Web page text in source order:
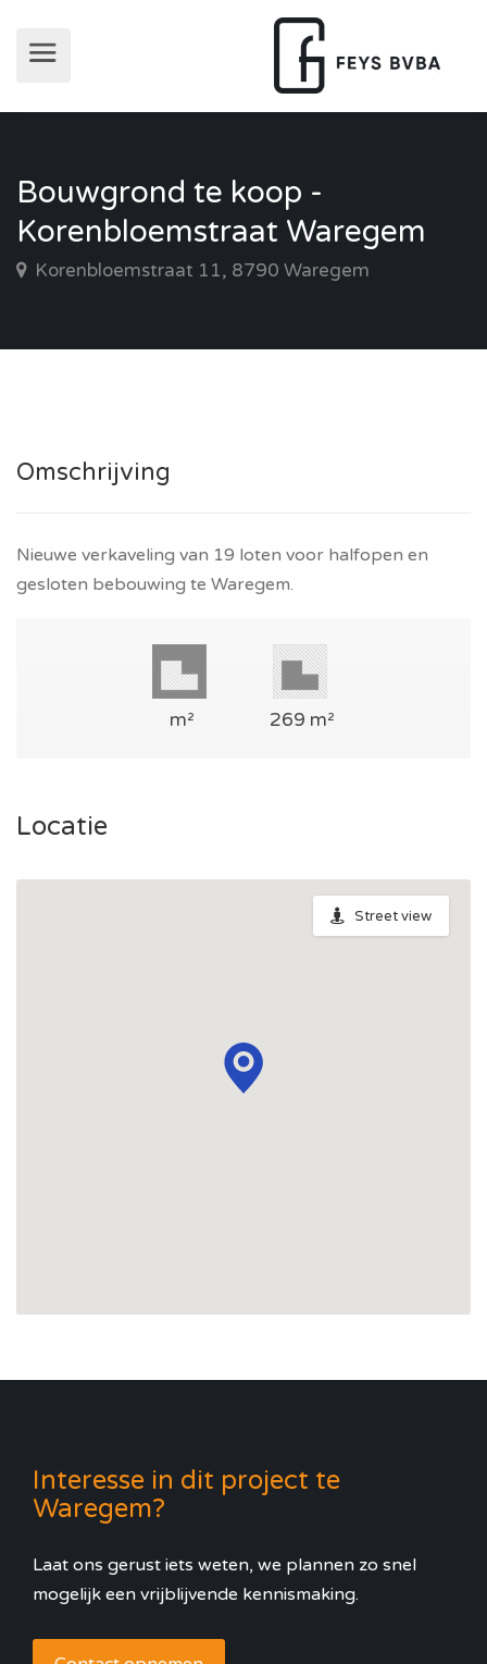
Bouwgrond te koop -
Korenbloemstraat Waregem
Korenbloemstraat 11, 8790 Waregem
Omschrijving
Nieuwe verkaveling van 19 loten voor halfopen en
gesloten bebouwing te Waregem.
m² 269 m²
Locatie
Street view
Interesse in dit project te
Waregem?
Laat ons gerust iets weten, we plannen zo snel
mogelijk een vrijblijvende kennismaking.